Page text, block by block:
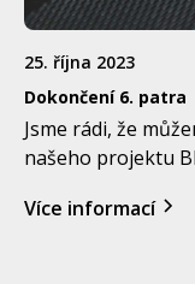
25. října 2023
Dokončení 6. patra
Jsme rádi, že
našeho projektu
Více informací